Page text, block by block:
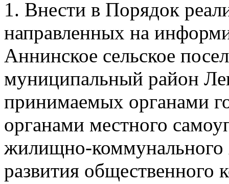
1. Внести в Порядок
направленных на
Аннинское сельское
муниципальный район
принимаемых органами
органами местного
жилищно-коммунального
развития общественного